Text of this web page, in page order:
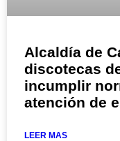
Alcaldía de
discotecas
incumplir
atención de
LEER MAS